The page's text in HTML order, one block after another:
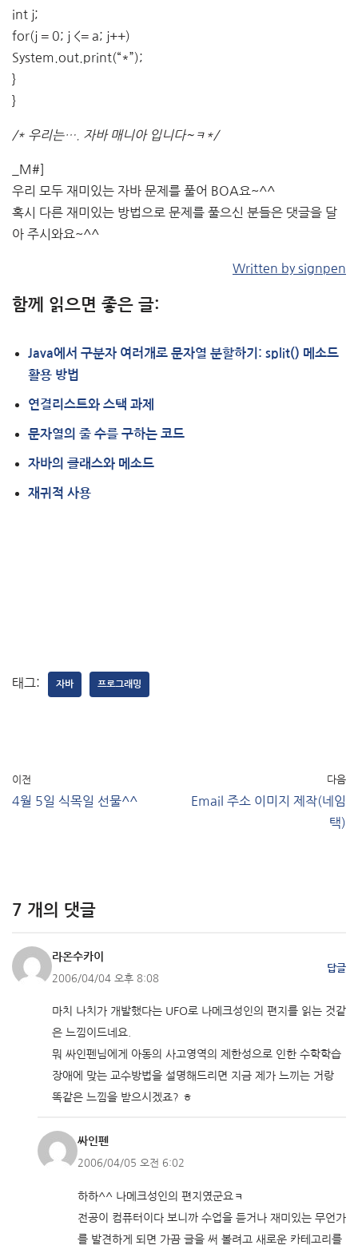
int j;
for(j = 0; j <= a; j++)
System.out.print(“*”);
}
}
/* 우리는…. 자바 매니아 입니다~ㅋ*/
_M#]
우리 모두 재미있는 자바 문제를 풀어 BOA요~^^
혹시 다른 재미있는 방법으로 문제를 풀으신 분들은 댓글을 달
아 주시와요~^^
Written by signpen
함께 읽으면 좋은 글:
Java에서 구분자 여러개로 문자열 분할하기: split() 메소드
활용 방법
연결리스트와 스택 과제
문자열의 줄 수를 구하는 코드
자바의 클래스와 메소드
재귀적 사용
태그: 자바 프로그래밍
이전
4월 5일 식목일 선물^^
다음
Email 주소 이미지 제작(네임
택)
7 개의 댓글
라온수카이
2006/04/04 오후 8:08
답글
마치 나치가 개발했다는 UFO로 나메크성인의 편지를 읽는 것같
은 느낌이드네요.
뭐 싸인펜님에게 아동의 사고영역의 제한성으로 인한 수학학습
장애에 맞는 교수방법을 설명해드리면 지금 제가 느끼는 거랑
똑같은 느낌을 받으시겠죠? ㅎ
싸인펜
2006/04/05 오전 6:02
하하^^ 나메크성인의 편지였군요ㅋ
전공이 컴퓨터이다 보니까 수업을 듣거나 재미있는 무언가
를 발견하게 되면 가끔 글을 써 볼려고 새로운 카테고리를